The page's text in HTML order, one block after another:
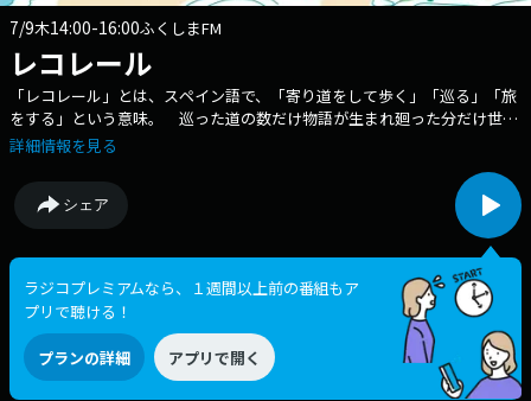
7/9木14:00-16:00ふくしまFM
レコレール
「レコレール」とは、スペイン語で、「寄り道をして歩く」「巡る」「旅
をする」という意味。 巡った道の数だけ物語が生まれ廻った分だけ世界
は少し深くなる。 聴くほどに知り、知るほどに寄り道が楽しくなる、レ
く、 分かりやすく音楽にのせてお届けしていきます。 パーソナリティは
鬼頭由芽が担当。 木曜日のレコレールは、 2時台に、「生活はどう
変わる？食品の消費税1%へ」をテーマに、慶應義塾大学 経済学部教授 土
居丈朗さんに解説して頂きます。 3時台は祝祭系音楽エンターテイン
メント集団「カルナバケーション」から、ボーカルのカンタス村田さんと
ドラムの岡部量平さんをゲストにお迎えします。 メッセージ・リクエ
スト曲はコチラから♪ https://audee.jp/program/show/300004982
https://twitter.com/recorrer_jfn #レコレール をつけて投稿してくだ
さい♪ ▽14:15〜 【 JFNラジオショッピング 】 JFNラジオショッピ
ング ▽14:30〜 【 快適生活ラジオショッピング 】 快適生活ラジオシ
詳細情報を見る
シェア
ラジコプレミアムなら、１週間以上前の番組もア
プリで聴ける！
プランの詳細 アプリで開く